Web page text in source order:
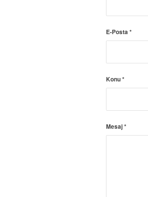
E-Posta *
Konu*
Mesaj*